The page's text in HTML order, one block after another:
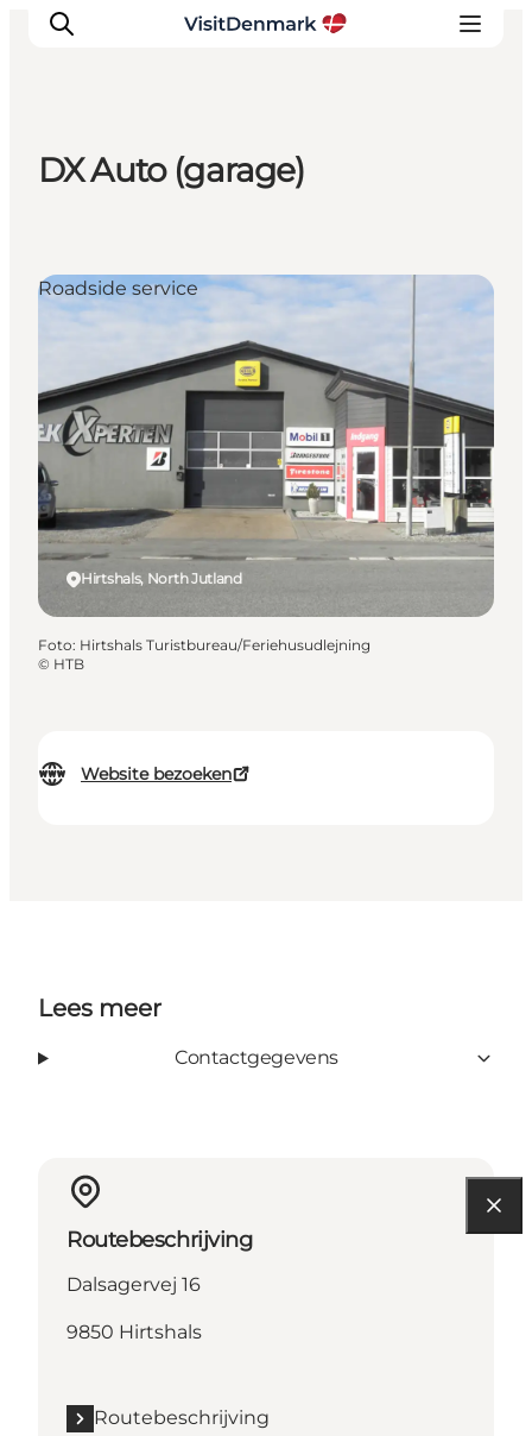
Wat te doen
Accommodaties
DX Auto (garage)
Website bezoeken
Hirtshals, North Jutland
Roadside service
Foto: Hirtshals Turistbureau/Feriehusudlejning
© HTB
Lees meer
Contactgegevens
Routebeschrijving
Dalsagervej 16
9850 Hirtshals
Routebeschrijving